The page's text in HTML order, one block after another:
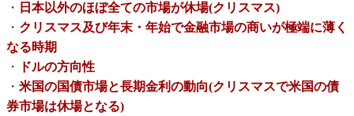
・ 日本以外のほぼ全ての市場が休場(クリスマス)
・ クリスマス及び年末・年始で金融市場の商いが極端に薄く
なる時期
・
ドルの方向性
・ 米国の国債市場と長期金利の動向(クリスマスで米国の債
券市場は休場となる)